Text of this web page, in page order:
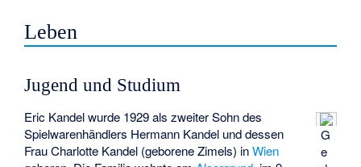
Leben
Jugend und Studium
G
e
Eric Kandel wurde 1929 als zweiter Sohn des
Spielwarenhändlers Hermann Kandel und dessen
Frau Charlotte Kandel (geborene Zimels) inWien